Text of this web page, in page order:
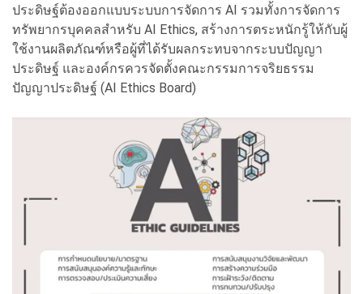
ประดิษฐ์ต้องออกแบบระบบการจัดการ AI รวมทั้งการจัดการ
ทรัพยากรบุคคลสำหรับ AI Ethics, สร้างการตระหนักรู้ให้กับผู้
ใช้งานผลิตภัณฑ์หรือผู้ที่ได้รับผลกระทบจากระบบปัญญา
ประดิษฐ์ และองค์กรควรจัดตั้งคณะกรรมการจริยธรรม
ปัญญาประดิษฐ์ (AI Ethics Board)